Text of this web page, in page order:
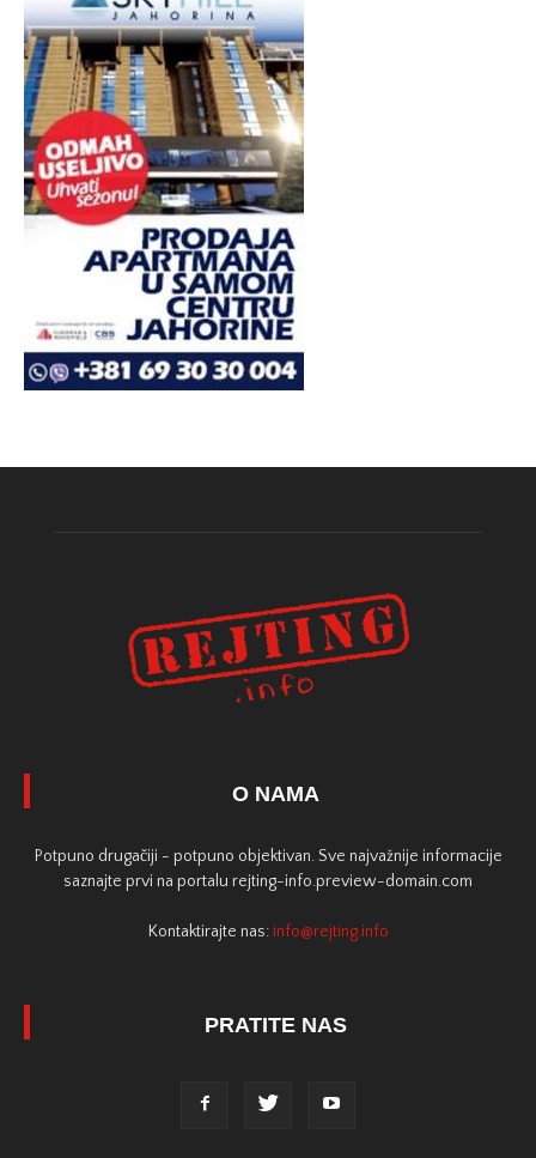
O NAMA
Potpuno drugačiji - potpuno objektivan. Sve najvažnije informacije
saznajte prvi na portalu rejting-info.preview-domain.com
Kontaktirajte nas: info@rejting.info
PRATITE NAS